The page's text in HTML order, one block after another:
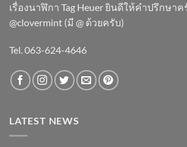
เรื่องนาฬิกา Tag Heuer ยินดีให้คำปรึกษาค
@clovermint (มี @ ด้วยครับ)
Tel. 063-624-4646
LATEST NEWS